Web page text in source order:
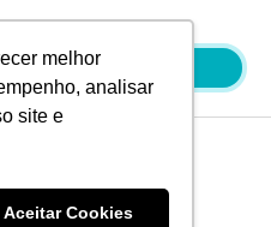
melhor
analisar
site e
Aceitar Cookies